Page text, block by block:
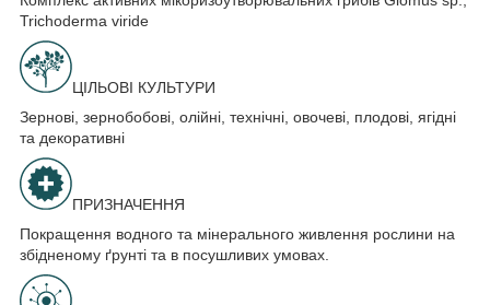
Triсhoderma viride
ЦІЛЬОВІ КУЛЬТУРИ
Зернові, зернобобові, олійні, технічні, овочеві, плодові, ягідні
та декоративні
ПРИЗНАЧЕННЯ
Покращення водного та мінерального живлення рослини на
збідненому ґрунті та в посушливих умовах.